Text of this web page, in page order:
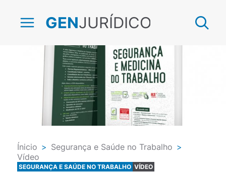
GENJURÍDICO
Ínicio > Segurança e Saúde no Trabalho >
Vídeo
SEGURANÇA E SAÚDE NO TRABALHO VÍDEO